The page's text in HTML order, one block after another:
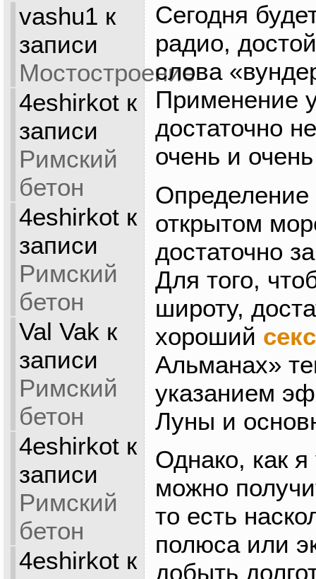
vashu1 к
записи
Мостостроение
4eshirkotк
записи
Римский
бетон
4eshirkotк
записи
Римский
бетон
Val Vak к
записи
Римский
бетон
4eshirkotк
записи
Римский
бетон
4eshirkotк
Сегодня
радио,
слова
Применение
достаточно
очень и
открытом
достаточно
Для того,
широту,
хороший
Альманах»
указанием
Луны и
Однако, как
можно
то есть
полюса или
добыть